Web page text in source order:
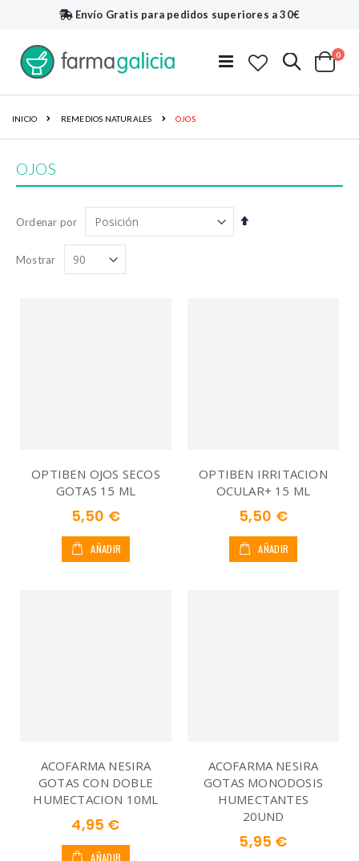
Envío Gratis para pedidos superiores a 30€
Buscar
Cart
0
INICIO REMEDIOS NATURALES OJOS
OJOS
Ordenar por
Fijar
Mostrar
OPTIBEN OJOS SECOS
GOTAS 15 ML
5,50 €
AÑADIR
OPTIBEN IRRITACION
OCULAR+ 15 ML
5,50 €
AÑADIR
ACOFARMA NESIRA
GOTAS CON DOBLE
HUMECTACION 10ML
4,95 €
AÑADIR
ACOFARMA NESIRA
GOTAS MONODOSIS
HUMECTANTES
20UND
5,95 €